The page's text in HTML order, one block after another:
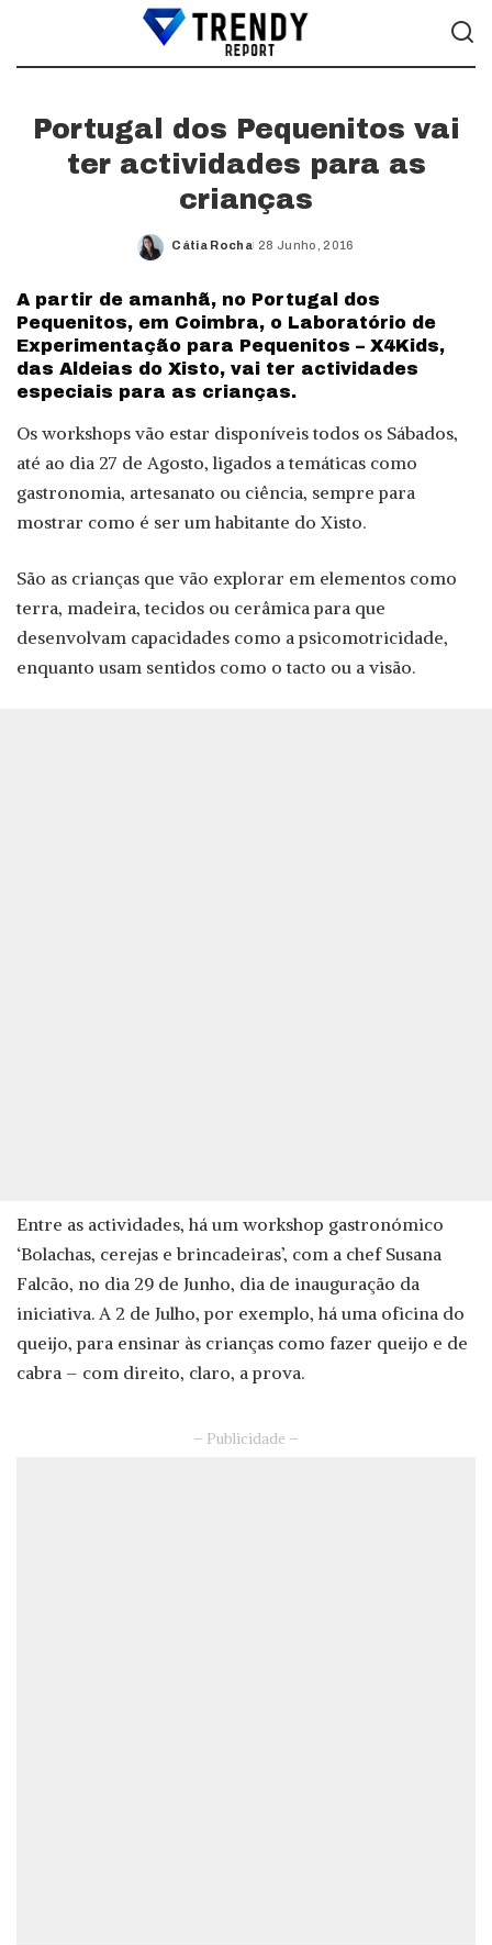
Portugal dos Pequenitos vai
ter actividades para as
crianças
Posted
Cátia Rocha 28 Junho, 2016
A partir de amanhã, no Portugal dos
Pequenitos, em Coimbra, o Laboratório de
Experimentação para Pequenitos – X4Kids,
das Aldeias do Xisto, vai ter actividades
especiais para as crianças.
Os workshops vão estar disponíveis todos os Sábados,
até ao dia 27 de Agosto, ligados a temáticas como
gastronomia, artesanato ou ciência, sempre para
mostrar como é ser um habitante do Xisto.
São as crianças que vão explorar em elementos como
terra, madeira, tecidos ou cerâmica para que
desenvolvam capacidades como a psicomotricidade,
enquanto usam sentidos como o tacto ou a visão.
Entre as actividades, há um workshop gastronómico
‘Bolachas, cerejas e brincadeiras’, com a chef Susana
Falcão, no dia 29 de Junho, dia de inauguração da
iniciativa. A 2 de Julho, por exemplo, há uma oficina do
queijo, para ensinar às crianças como fazer queijo e de
cabra – com direito, claro, a prova.
– Publicidade –